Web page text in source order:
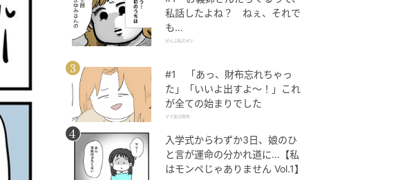
私話したよね？ ねぇ、それで
も…
ぜんぶ私のせい
#1 「あっ、財布忘れちゃっ
た」「いいよ出すよ〜！」これ
が全ての始まりでした
ママ友の財布
入学式からわずか3日、娘のひ
と言が運命の分かれ道に…【私
はモンペじゃありません Vol.1】